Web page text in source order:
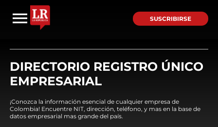
SUSCRIBIRSE
DIRECTORIO REGISTRO ÚNICO
EMPRESARIAL
¡Conozca la información esencial de cualquier empresa de
Colombia! Encuentre NIT, dirección, teléfono, y mas en la base de
datos empresarial mas grande del país.